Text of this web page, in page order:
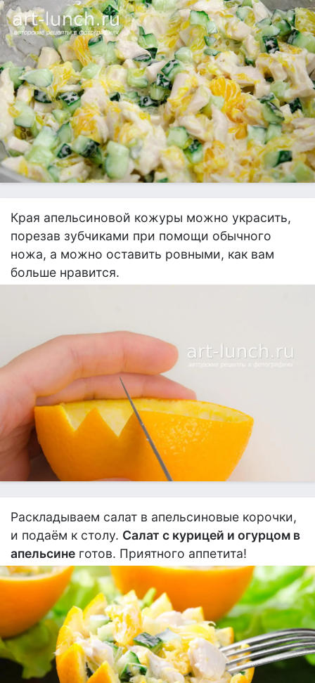
Края апельсиновой кожуры можно украсить,
порезав зубчиками при помощи обычного
ножа, а можно оставить ровными, как вам
больше нравится.
Раскладываем салат в апельсиновые корочки,
и подаём к столу. Салат с курицей и огурцом в
апельсине готов. Приятного аппетита!